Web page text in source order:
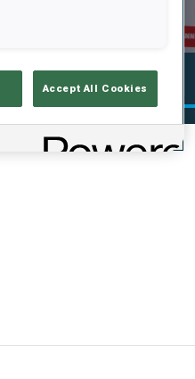
Accept All Cookies